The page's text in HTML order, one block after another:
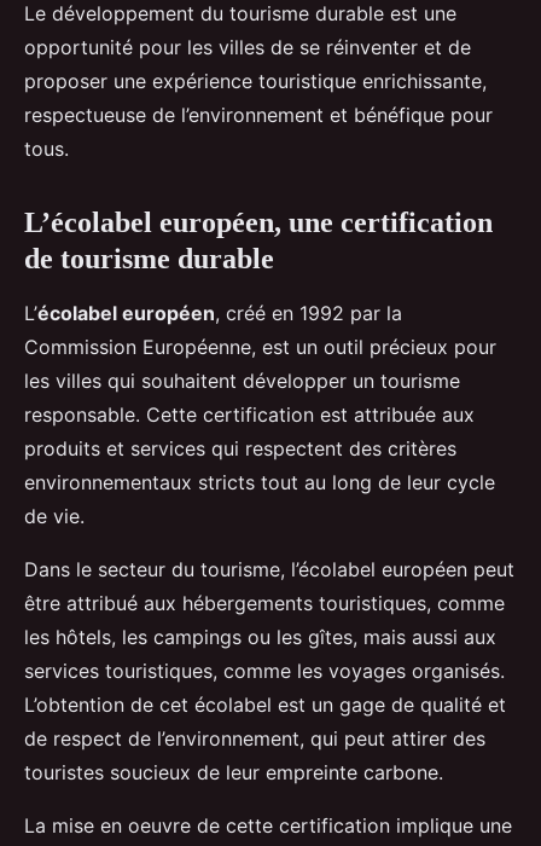
Le développement du tourisme durable est une
opportunité pour les villes de se réinventer et de
proposer une expérience touristique enrichissante,
respectueuse de l’environnement et bénéfique pour
tous.
L’écolabel européen, une certification
de tourisme durable
L’écolabel européen, créé en 1992 par la
Commission Européenne, est un outil précieux pour
les villes qui souhaitent développer un tourisme
responsable. Cette certification est attribuée aux
produits et services qui respectent des critères
environnementaux stricts tout au long de leur cycle
de vie.
Dans le secteur du tourisme, l’écolabel européen peut
être attribué aux hébergements touristiques, comme
les hôtels, les campings ou les gîtes, mais aussi aux
services touristiques, comme les voyages organisés.
L’obtention de cet écolabel est un gage de qualité et
de respect de l’environnement, qui peut attirer des
touristes soucieux de leur empreinte carbone.
La mise en oeuvre de cette certification implique une